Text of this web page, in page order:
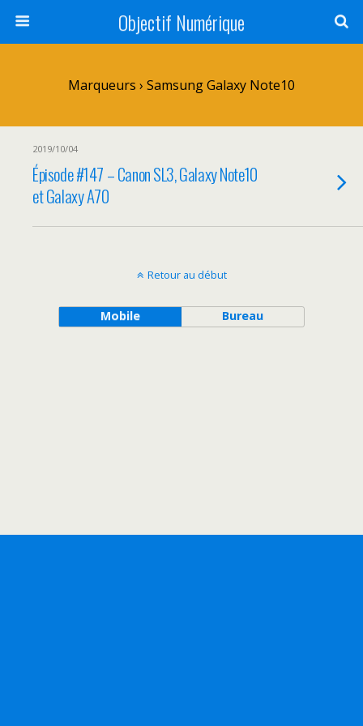
Objectif Numérique
Marqueurs › Samsung Galaxy Note10
2019/10/04
Épisode #147 – Canon SL3, Galaxy Note10
et Galaxy A70
Retour au début
Mobile Bureau